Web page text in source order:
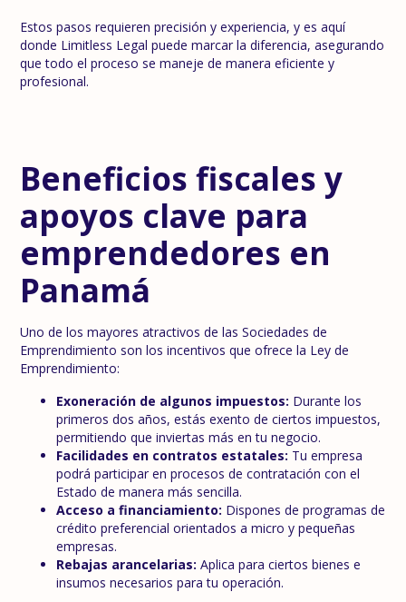
Estos pasos requieren precisión y experiencia, y es aquí
donde Limitless Legal puede marcar la diferencia, asegurando
que todo el proceso se maneje de manera eficiente y
profesional.
Beneficios fiscales y
apoyos clave para
emprendedores en
Panamá
Uno de los mayores atractivos de las Sociedades de
Emprendimiento son los incentivos que ofrece la Ley de
Emprendimiento:
Exoneración de algunos impuestos: Durante los
primeros dos años, estás exento de ciertos impuestos,
permitiendo que inviertas más en tu negocio.
Facilidades en contratos estatales: Tu empresa
podrá participar en procesos de contratación con el
Estado de manera más sencilla.
Acceso a financiamiento: Dispones de programas de
crédito preferencial orientados a micro y pequeñas
empresas.
Rebajas arancelarias: Aplica para ciertos bienes e
insumos necesarios para tu operación.